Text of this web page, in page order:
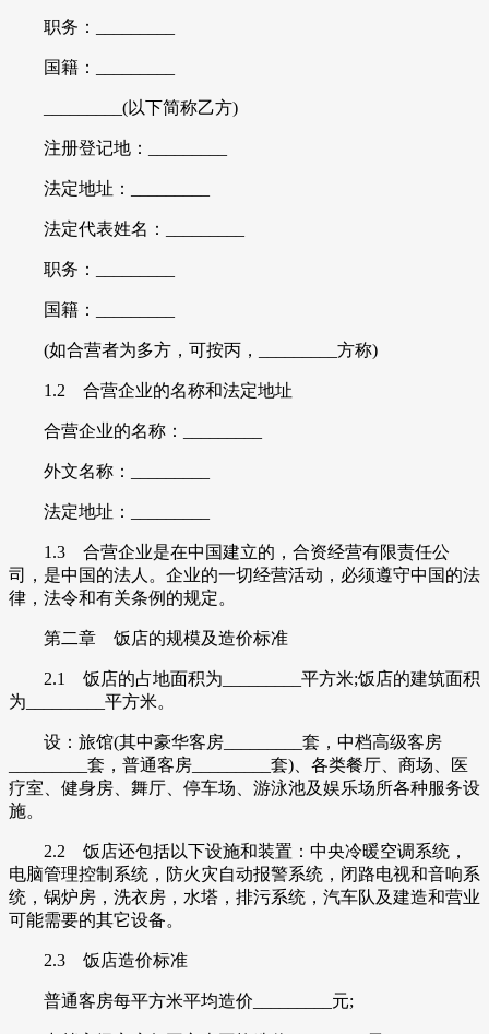
职务：_________
国籍：_________
_________(以下简称乙方)
注册登记地：_________
法定地址：_________
法定代表姓名：_________
职务：_________
国籍：_________
(如合营者为多方，可按丙，_________方称)
1.2 合营企业的名称和法定地址
合营企业的名称：_________
外文名称：_________
法定地址：_________
1.3 合营企业是在中国建立的，合资经营有限责任公
司，是中国的法人。企业的一切经营活动，必须遵守中国的法
律，法令和有关条例的规定。
第二章 饭店的规模及造价标准
2.1 饭店的占地面积为_________平方米;饭店的建筑面积
为_________平方米。
设：旅馆(其中豪华客房_________套，中档高级客房
_________套，普通客房_________套)、各类餐厅、商场、医
疗室、健身房、舞厅、停车场、游泳池及娱乐场所各种服务设
施。
2.2 饭店还包括以下设施和装置：中央冷暖空调系统，
电脑管理控制系统，防火灾自动报警系统，闭路电视和音响系
统，锅炉房，洗衣房，水塔，排污系统，汽车队及建造和营业
可能需要的其它设备。
2.3 饭店造价标准
普通客房每平方米平均造价_________元;